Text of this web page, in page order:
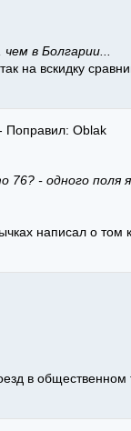
в Болгарии...
на вскидку
Поправил: Oblak
- одного поля
написал о
в общественном